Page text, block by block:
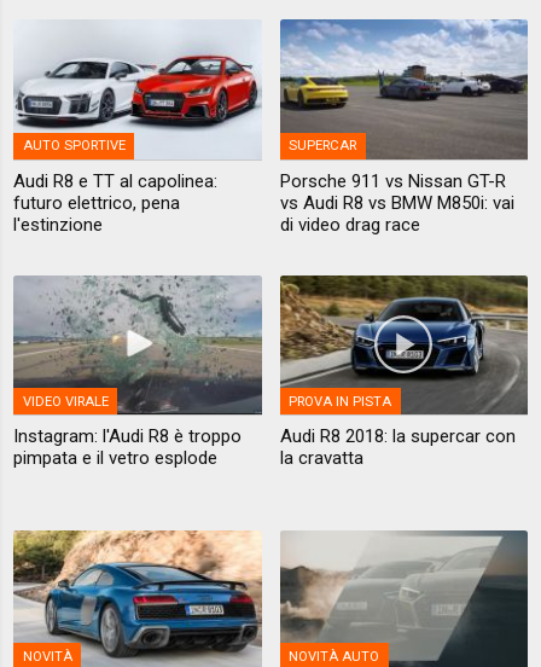
AUTO SPORTIVE
Audi R8 e TT al capolinea:
futuro elettrico, pena
l'estinzione
SUPERCAR
Porsche 911 vs Nissan GT-R
vs Audi R8 vs BMW M850i: vai
di video drag race
VIDEO VIRALE
Instagram: l'Audi R8 è troppo
pimpata e il vetro esplode
PROVA IN PISTA
Audi R8 2018: la supercar con
la cravatta
NOVITÀ NOVITÀ AUTO